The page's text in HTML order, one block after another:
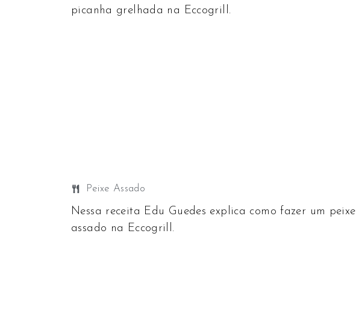
picanha grelhada na Eccogrill.
Peixe Assado
Nessa receita Edu Guedes explica como fazer um peixe
assado na Eccogrill.